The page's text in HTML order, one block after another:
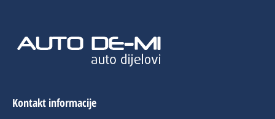
Kontakt informacije